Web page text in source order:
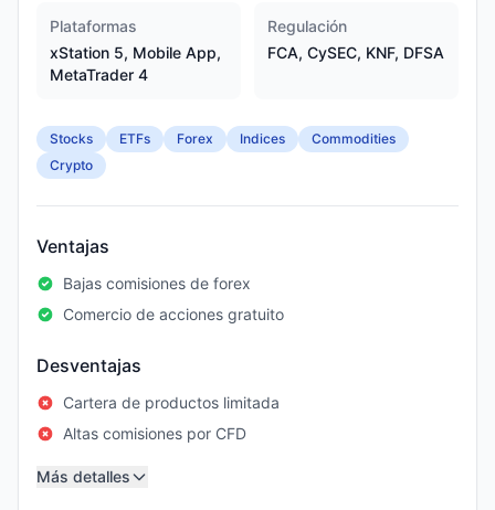
Plataformas
xStation 5, Mobile App,
MetaTrader 4
Regulación
FCA, CySEC, KNF, DFSA
Stocks ETFs Forex Indices
Commodities
Crypto
Ventajas
Bajas comisiones de forex
Comercio de acciones gratuito
Desventajas
Cartera de productos limitada
Altas comisiones por CFD
Más detalles